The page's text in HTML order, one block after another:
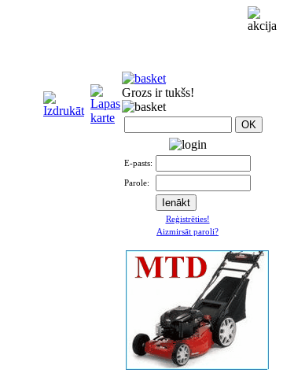
Grozs ir tukšs!
E-pasts:
Parole:
Reģistrēties!
Aizmirsāt paroli?